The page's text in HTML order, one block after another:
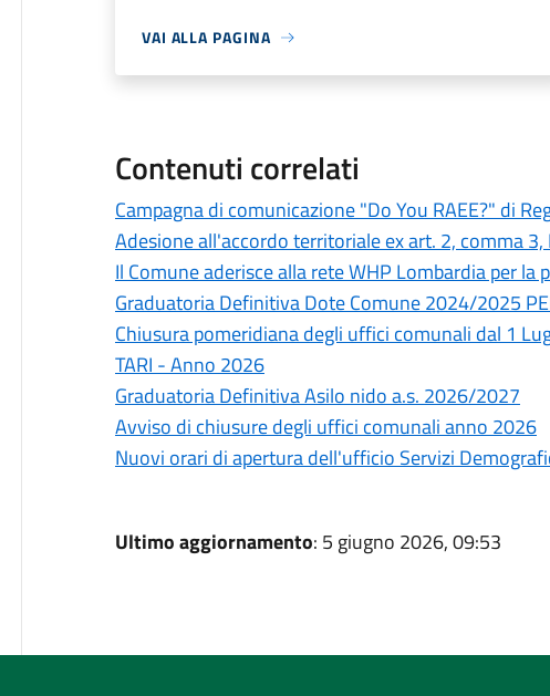
VAI ALLA PAGINA
Contenuti correlati
Campagna di comunicazione "Do You RAEE?" di
Adesione all'accordo territoriale ex art. 2, comma
Il Comune aderisce alla rete WHP Lombardia per
Graduatoria Definitiva Dote Comune 2024/2025
Chiusura pomeridiana degli uffici comunali dal 1
TARI - Anno 2026
Graduatoria Definitiva Asilo nido a.s. 2026/2027
Avviso di chiusure degli uffici comunali anno 2026
Nuovi orari di apertura dell'ufficio Servizi
Ultimo aggiornamento: 5 giugno 2026, 09:53